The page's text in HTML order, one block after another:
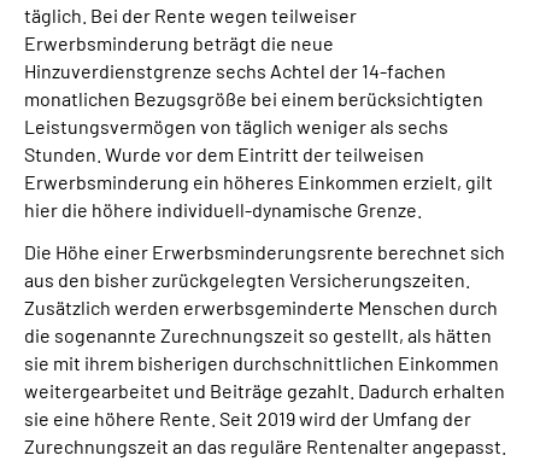
täglich. Bei der Rente wegen teilweiser
Erwerbsminderung beträgt die neue
Hinzuverdienstgrenze sechs Achtel der 14-fachen
monatlichen Bezugsgröße bei einem berücksichtigten
Leistungsvermögen von täglich weniger als sechs
Stunden. Wurde vor dem Eintritt der teilweisen
Erwerbsminderung ein höheres Einkommen erzielt, gilt
hier die höhere individuell-dynamische Grenze.
Die Höhe einer Erwerbsminderungsrente berechnet sich
aus den bisher zurückgelegten Versicherungszeiten.
Zusätzlich werden erwerbsgeminderte Menschen durch
die sogenannte Zurechnungszeit so gestellt, als hätten
sie mit ihrem bisherigen durchschnittlichen Einkommen
weitergearbeitet und Beiträge gezahlt. Dadurch erhalten
sie eine höhere Rente. Seit 2019 wird der Umfang der
Zurechnungszeit an das reguläre Rentenalter angepasst.